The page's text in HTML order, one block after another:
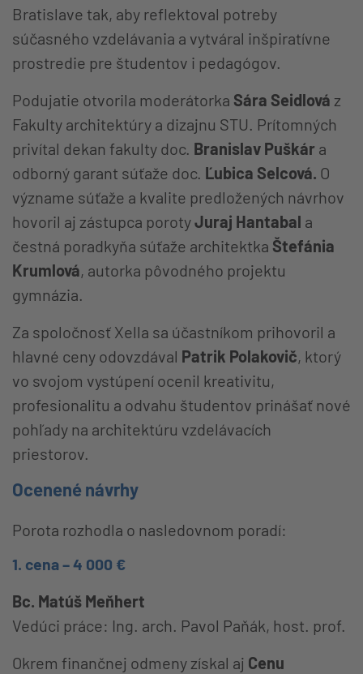
Bratislave tak, aby reflektoval potreby
súčasného vzdelávania a vytváral inšpiratívne
prostredie pre študentov i pedagógov.
Podujatie otvorila moderátorka Sára Seidlová z
Fakulty architektúry a dizajnu STU. Prítomných
privítal dekan fakulty doc. Branislav Puškár a
odborný garant súťaže doc. Ľubica Selcová. O
význame súťaže a kvalite predložených návrhov
hovoril aj zástupca porotyJuraj Hantabal a
čestná poradkyňa súťaže architektka Štefánia
Krumlová, autorka pôvodného projektu
gymnázia.
Za spoločnosť Xella sa účastníkom prihovoril a
hlavné ceny odovzdával Patrik Polakovič, ktorý
vo svojom vystúpení ocenil kreativitu,
profesionalitu a odvahu študentov prinášať nové
pohľady na architektúru vzdelávacích
priestorov.
Ocenené návrhy
Porota rozhodla o nasledovnom poradí:
1. cena – 4 000 €
Bc. Matúš Meňhert
Vedúci práce: Ing. arch. Pavol Paňák, host. prof.
Okrem finančnej odmeny získal aj Cenu